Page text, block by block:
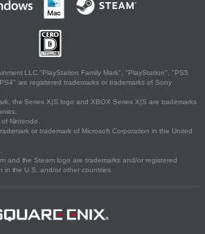
LLC."PlayStation Family Mark", "PlayStation", "PS5
are registered trademarks or trademarks of Sony
the Series X|S logo and XBOX Series X|S are trademarks
Nintendo.
or trademark of Microsoft Corporation in the United
and the Steam logo are trademarks and/or registered
in the U.S. and/or other countries.